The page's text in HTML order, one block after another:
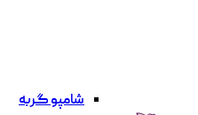
شامپو گربه